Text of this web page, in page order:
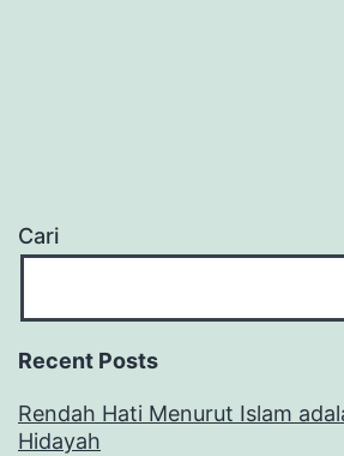
Cari
Recent Posts
Rendah Hati Menurut Islam
Hidayah